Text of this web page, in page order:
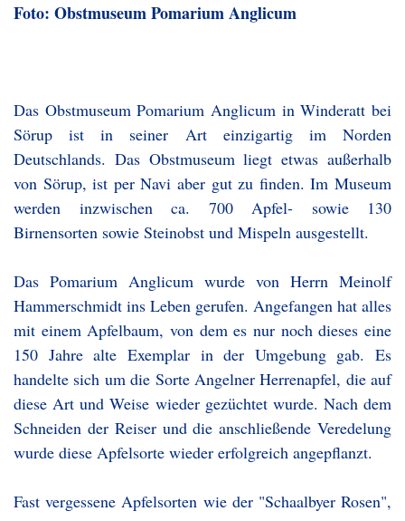
Foto: Obstmuseum Pomarium Anglicum
Das Obstmuseum Pomarium Anglicum in Winderatt bei
Sörup ist in seiner Art einzigartig im Norden
Deutschlands. Das Obstmuseum liegt etwas außerhalb
von Sörup, ist per Navi aber gut zu finden. Im Museum
werden inzwischen ca. 700 Apfel- sowie 130
Birnensorten sowie Steinobst und Mispeln ausgestellt.
Das Pomarium Anglicum wurde von Herrn Meinolf
Hammerschmidt ins Leben gerufen. Angefangen hat alles
mit einem Apfelbaum, von dem es nur noch dieses eine
150 Jahre alte Exemplar in der Umgebung gab. Es
handelte sich um die Sorte Angelner Herrenapfel, die auf
diese Art und Weise wieder gezüchtet wurde. Nach dem
Schneiden der Reiser und die anschließende Veredelung
wurde diese Apfelsorte wieder erfolgreich angepflanzt.
Fast vergessene Apfelsorten wie der "Schaalbyer Rosen",